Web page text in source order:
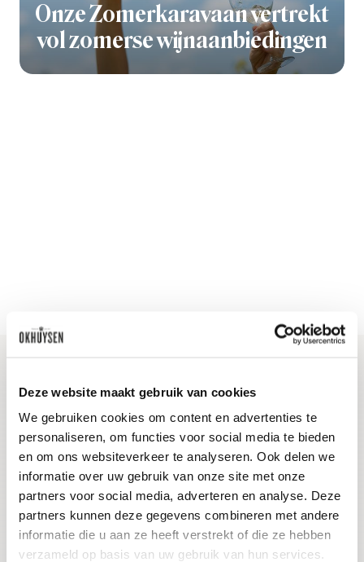
Deze website maakt gebruik van cookies
We gebruiken cookies om content en advertenties te
personaliseren, om functies voor social media te bieden
en om ons websiteverkeer te analyseren. Ook delen we
informatie over uw gebruik van onze site met onze
partners voor social media, adverteren en analyse. Deze
partners kunnen deze gegevens combineren met andere
informatie die u aan ze heeft verstrekt of die ze hebben
verzameld op basis van uw gebruik van hun services.
Onze Zomerkaravaan vertrekt
vol zomerse wijnaanbiedingen
Blijf op de hoogte
Ontvang het laatste wijnnieuws, proeverijen en
evenementen
E-mailadres
Aanmelden